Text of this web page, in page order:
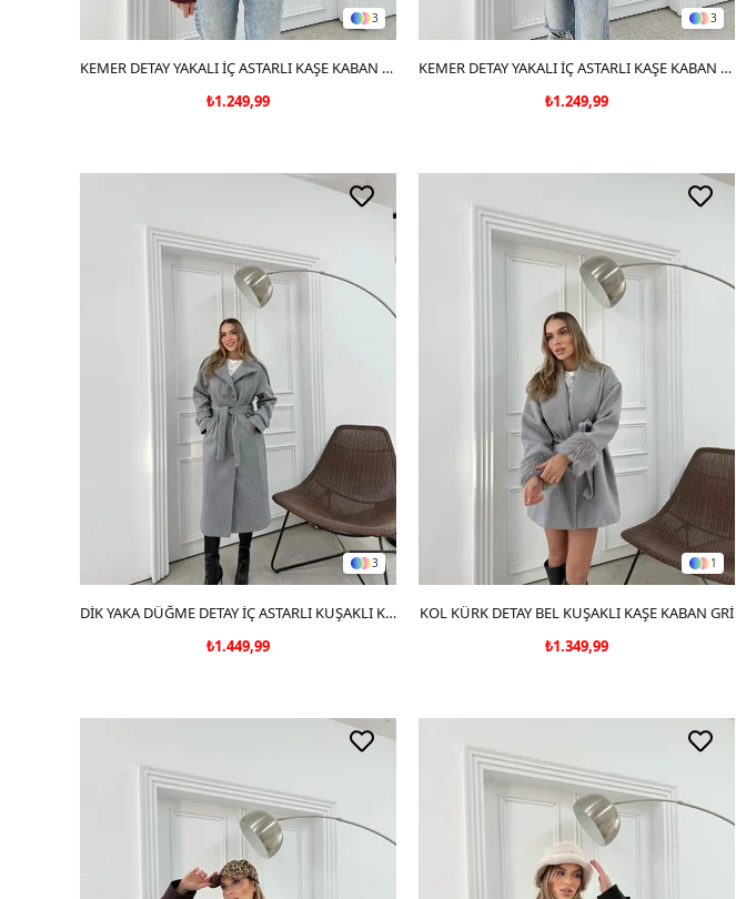
3
SEPETE EKLE
KEMER DETAY YAKALI İÇ ASTARLI KAŞE KABAN BORDO 2076
₺1.249,99
3
SEPETE EKLE
KEMER DETAY YAKALI İÇ ASTARLI KAŞE KABAN SİYAH 2076
₺1.249,99
3
SEPETE EKLE
DİK YAKA DÜĞME DETAY İÇ ASTARLI KUŞAKLI KAŞE KABAN GRİ
₺1.449,99
1
SEPETE EKLE
KOL KÜRK DETAY BEL KUŞAKLI KAŞE KABAN GRİ
₺1.349,99